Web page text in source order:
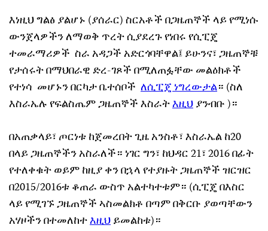
እነዚህ ግልፅ ያልሆኑ (ያሰራር) ስርአቶች በጋዜጠኞች ላይ የሚነሱ
ውንጀላዎችን ለማወቅ ጥረት ሲያደረጉ የነበሩ የሲፒጄ
ተመራማሪዎች ስራ አዳጋች አድርጎባቸዋል፤ ይሁንና፣ ጋዜጠኞቹ
የታሰሩት በማህበራዊ ድረ-ገጾች በሚለጠፏቸው መልዕክቶች
የተነሳ መሆኑን በርካታ ቤተሰቦች ለሲፒጄ ነግረውታል። (ስለ
እስራኤሉ የፍልስጤም ጋዜጠኞች እስራትእዚህያንብቡ )።
በአጠቃላይ፣ ጦርነቱ ከጀመረበት ጊዜ አንስቶ፣ እስራኤል ከ20
በላይ ጋዜጠኞችን አስራለች። ነገር ግን፣ ከህዳር 21፣ 2016 በፊት
የተለቀቁት ወይም ከዚያ ቀን በኋላ የተያዙት ጋዜጠኞች ዝርዝር
በ2015/2016ቱ ቆጠራ ውስጥ አልተካተቱም። (ሲፒጄ በእስር
ላይ የሚገኙ ጋዜጠኞች ኣስመልክቶ በጣም በቅርቡ ያወጣቸውን
አሃዞችን በተመለከተእዚህይመልከቱ)።